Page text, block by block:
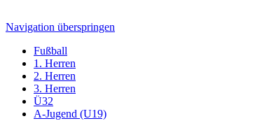
Navigation überspringen
Fußball
1. Herren
2. Herren
3. Herren
Ü32
A-Jugend (U19)